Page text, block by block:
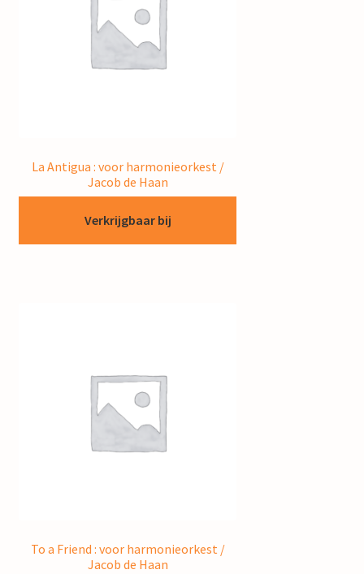
La Antigua : voor harmonieorkest /
Jacob de Haan
Verkrijgbaar bij
To a Friend : voor harmonieorkest /
Jacob de Haan